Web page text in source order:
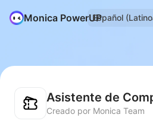
Monica PowerUPEspañol
Creado por Monica Team